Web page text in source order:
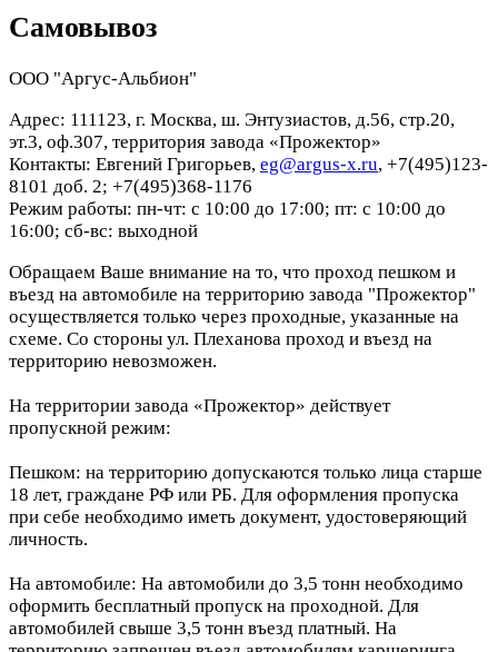
Самовывоз
ООО "Аргус-Альбион"
Адрес: 111123, г. Москва, ш. Энтузиастов, д.56, стр.20,
эт.3, оф.307, территория завода «Прожектор»
Контакты: Евгений Григорьев, eg@argus-x.ru, +7(495)123-
8101 доб. 2; +7(495)368-1176
Режим работы: пн-чт: с 10:00 до 17:00; пт: с 10:00 до
16:00; сб-вс: выходной
Обращаем Ваше внимание на то, что проход пешком и
въезд на автомобиле на территорию завода "Прожектор"
осуществляется только через проходные, указанные на
схеме. Со стороны ул. Плеханова проход и въезд на
территорию невозможен.
На территории завода «Прожектор» действует
пропускной режим:
Пешком: на территорию допускаются только лица старше
18 лет, граждане РФ или РБ. Для оформления пропуска
при себе необходимо иметь документ, удостоверяющий
личность.
На автомобиле: На автомобили до 3,5 тонн необходимо
оформить бесплатный пропуск на проходной. Для
автомобилей свыше 3,5 тонн въезд платный. На